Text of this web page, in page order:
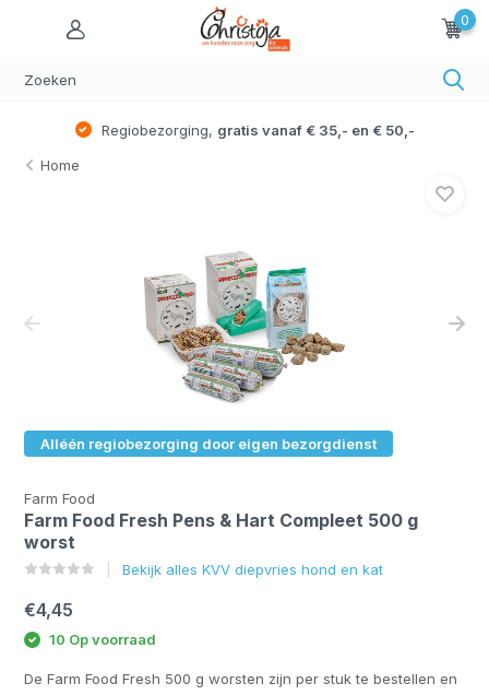
0
Regiobezorging, gratis vanaf € 35,- en € 50,-
Home
Alléén regiobezorging door eigen bezorgdienst
Farm Food
Farm Food Fresh Pens & Hart Compleet 500 g
worst
Bekijk alles KVV diepvries hond en kat
€4,45
10 Op voorraad
De Farm Food Fresh 500 g worsten zijn per stuk te bestellen en